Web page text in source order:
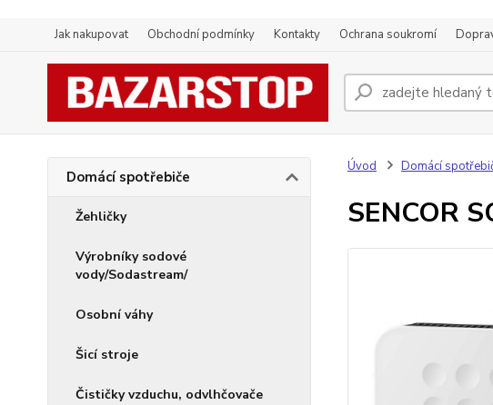
Jak nakupovat Obchodní podmínky Kontakty Ochrana soukromí
Domácí spotřebiče
Žehličky
Výrobníky sodové
vody/Sodastream/
Osobní váhy
Šicí stroje
Čističky vzduchu, odvlhčovače
Úvod Domácí
SENCOR